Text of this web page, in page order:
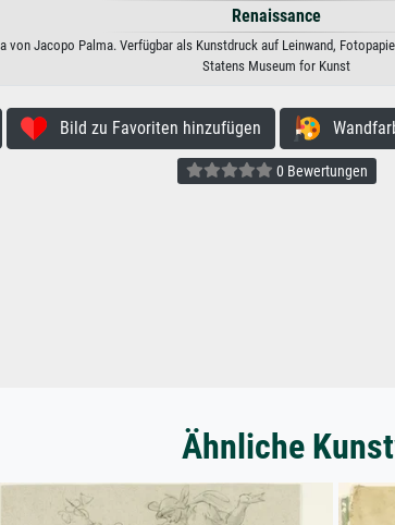
Renaissance
von Jacopo Palma. Verfügbar als Kunstdruck auf Leinwand,
Statens Museum for Kunst
Bild zu Favoriten hinzufügen
0 Bewertungen
Ähnliche